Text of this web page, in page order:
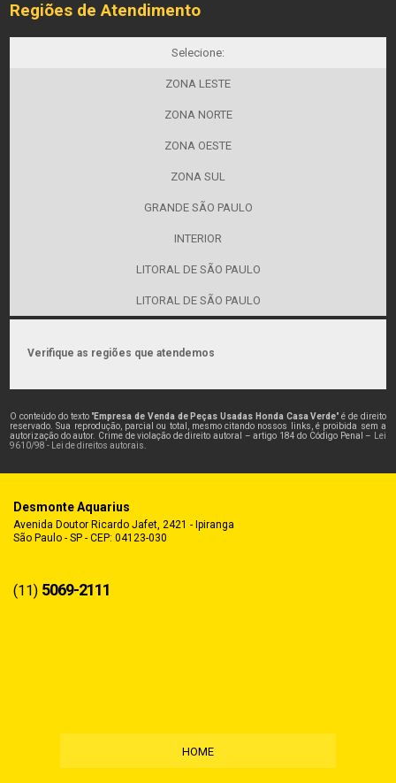
Regiões de Atendimento
Selecione:
ZONA LESTE
ZONA NORTE
ZONA OESTE
ZONA SUL
GRANDE SÃO PAULO
INTERIOR
LITORAL DE SÃO PAULO
LITORAL DE SÃO PAULO
Verifique as regiões que atendemos
O conteúdo do texto "Empresa de Venda de Peças Usadas Honda Casa Verde" é de direito
reservado. Sua reprodução, parcial ou total, mesmo citando nossos links, é proibida sem a
autorização do autor. Crime de violação de direito autoral – artigo 184 do Código Penal –
Lei
9610/98 - Lei de direitos autorais
Desmonte Aquarius
Avenida Doutor Ricardo Jafet, 2421 - Ipiranga
São Paulo - SP - CEP: 04123-030
(11) 5069-2111
HOME